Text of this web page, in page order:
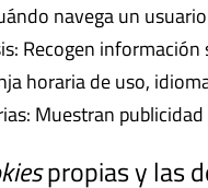
navega un
Recogen información
horaria de uso,
Muestran
propias y las